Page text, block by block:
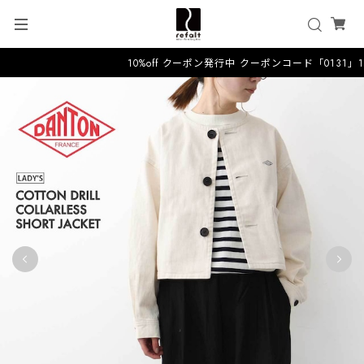
10%off クーポン発行中 クーポンコード「0131」